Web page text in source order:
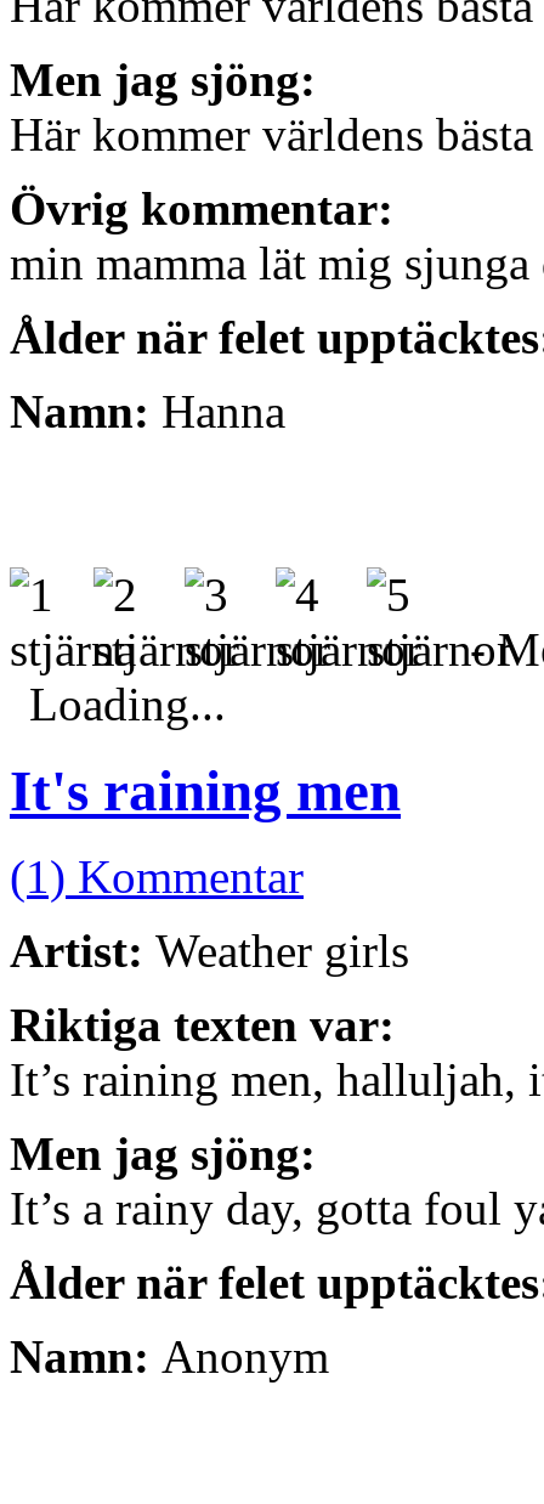
Men jag sjöng:
Här kommer världens
Övrig kommentar:
min mamma lät mig sjunga
Ålder när felet
Namn: Hanna
-
Loading...
It's raining men
(1) Kommentar
Artist: Weather girls
Riktiga texten var:
It’s raining men, halluljah,
Men jag sjöng:
It’s a rainy day, gotta foul
Ålder när felet
Namn: Anonym